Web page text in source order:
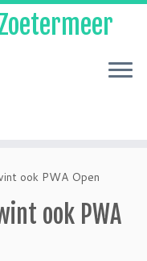
ook PWA Open
ook PWA